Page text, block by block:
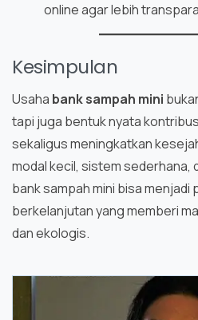
online agar lebih
Kesimpulan
Usaha bank sampah mini
tapi juga bentuk nyata
sekaligus meningkatkan
modal kecil, sistem sederhana,
bank sampah mini bisa menjadi
berkelanjutan yang memberi
dan ekologis.